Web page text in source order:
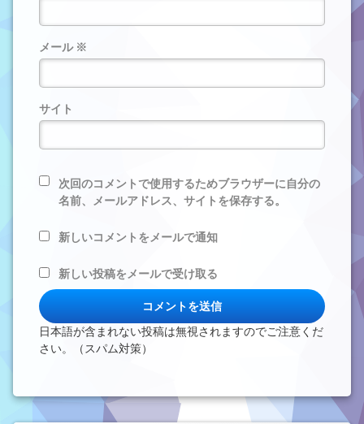
メール ※
サイト
次回のコメントで使用するためブラウザーに自分の
名前、メールアドレス、サイトを保存する。
新しいコメントをメールで通知
新しい投稿をメールで受け取る
日本語が含まれない投稿は無視されますのでご注意くだ
さい。（スパム対策）